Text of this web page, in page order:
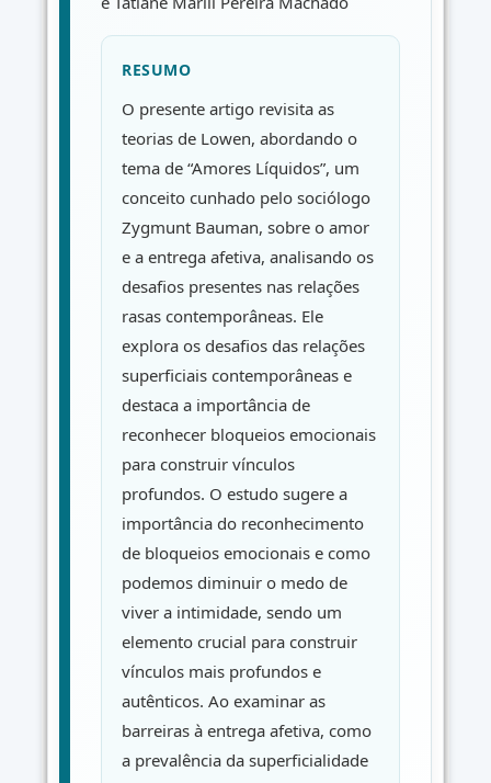
RESUMO
O presente artigo revisita as
teorias de Lowen, abordando o
tema de “Amores Líquidos”, um
conceito cunhado pelo sociólogo
Zygmunt Bauman, sobre o amor
e a entrega afetiva, analisando os
desafios presentes nas relações
rasas contemporâneas. Ele
explora os desafios das relações
superficiais contemporâneas e
destaca a importância de
reconhecer bloqueios emocionais
para construir vínculos
profundos. O estudo sugere a
importância do reconhecimento
de bloqueios emocionais e como
podemos diminuir o medo de
viver a intimidade, sendo um
elemento crucial para construir
vínculos mais profundos e
autênticos. Ao examinar as
barreiras à entrega afetiva, como
a prevalência da superficialidade